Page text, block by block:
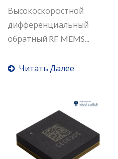
Высокоскоростной
дифференциальный
обратный RF MEMS...
Читать Далее